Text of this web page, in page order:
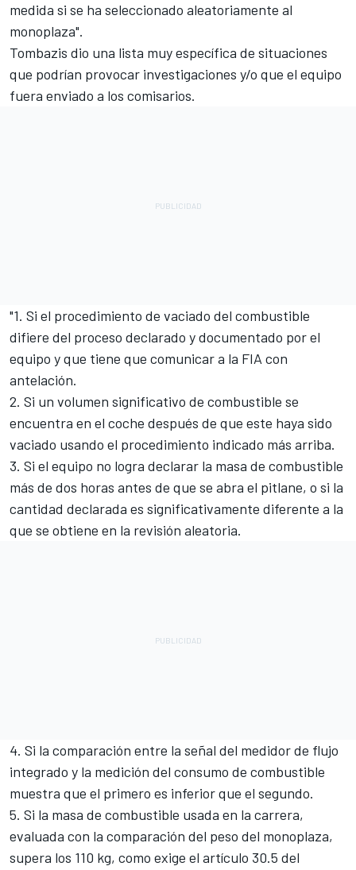
medida si se ha seleccionado aleatoriamente al
monoplaza".
Tombazis dio una lista muy específica de situaciones
que podrían provocar investigaciones y/o que el equipo
fuera enviado a los comisarios.
"1. Si el procedimiento de vaciado del combustible
difiere del proceso declarado y documentado por el
equipo y que tiene que comunicar a la FIA con
antelación.
2. Si un volumen significativo de combustible se
encuentra en el coche después de que este haya sido
vaciado usando el procedimiento indicado más arriba.
3. Si el equipo no logra declarar la masa de combustible
más de dos horas antes de que se abra el pitlane, o si la
cantidad declarada es significativamente diferente a la
que se obtiene en la revisión aleatoria.
4. Si la comparación entre la señal del medidor de flujo
integrado y la medición del consumo de combustible
muestra que el primero es inferior que el segundo.
5. Si la masa de combustible usada en la carrera,
evaluada con la comparación del peso del monoplaza,
supera los 110 kg, como exige el artículo 30.5 del